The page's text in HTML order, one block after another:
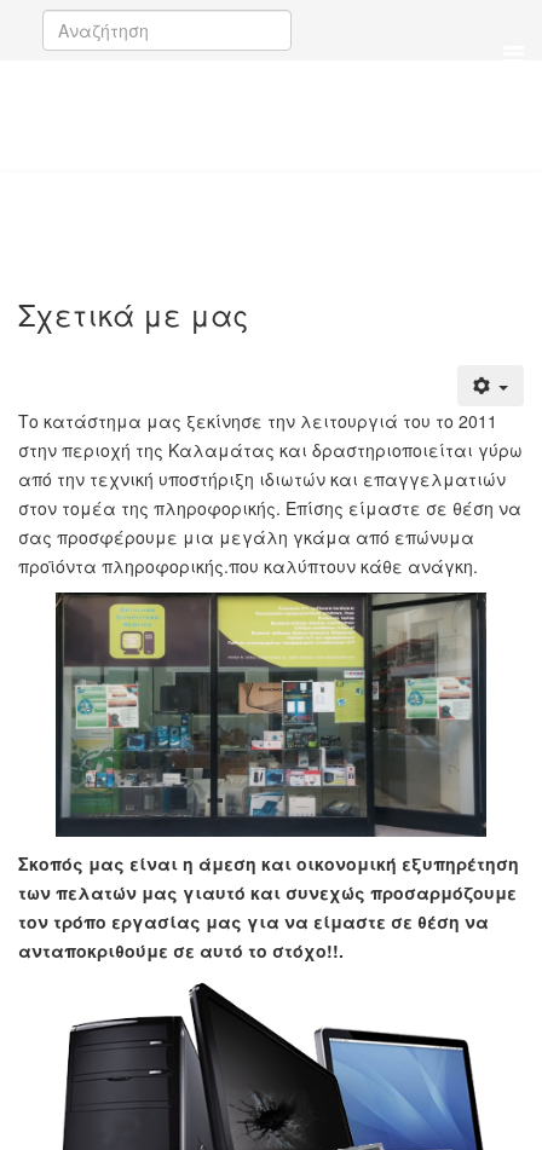
Σχετικά με μας
Το κατάστημα μας ξεκίνησε την λειτουργιά του το 2011
στην περιοχή της Καλαμάτας και δραστηριοποιείται γύρω
από την τεχνική υποστήριξη ιδιωτών και επαγγελματιών
στον τομέα της πληροφορικής. Επίσης είμαστε σε θέση να
σας προσφέρουμε μια μεγάλη γκάμα από επώνυμα
προϊόντα πληροφορικής.που καλύπτουν κάθε ανάγκη.
Σκοπός μας είναι η άμεση και οικονομική εξυπηρέτηση
των πελατών μας γιαυτό και συνεχώς προσαρμόζουμε
τον τρόπο εργασίας μας για να είμαστε σε θέση να
ανταποκριθούμε σε αυτό το στόχο!!.